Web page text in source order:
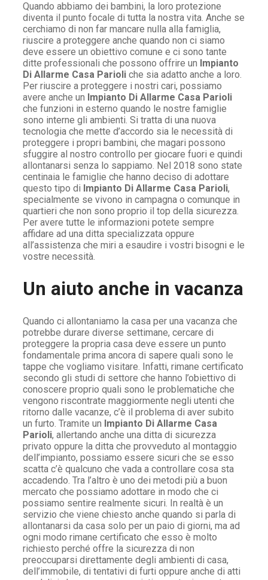
Quando abbiamo dei bambini, la loro protezione
diventa il punto focale di tutta la nostra vita. Anche se
cerchiamo di non far mancare nulla alla famiglia,
riuscire a proteggere anche quando non ci siamo
deve essere un obiettivo comune e ci sono tante
ditte professionali che possono offrire un Impianto
Di Allarme Casa Parioli che sia adatto anche a loro.
Per riuscire a proteggere i nostri cari, possiamo
avere anche un Impianto Di Allarme Casa Parioli
che funzioni in esterno quando le nostre famiglie
sono interne gli ambienti. Si tratta di una nuova
tecnologia che mette d’accordo sia le necessità di
proteggere i propri bambini, che magari possono
sfuggire al nostro controllo per giocare fuori e quindi
allontanarsi senza lo sappiamo. Nel 2018 sono state
centinaia le famiglie che hanno deciso di adottare
questo tipo di Impianto Di Allarme Casa Parioli,
specialmente se vivono in campagna o comunque in
quartieri che non sono proprio il top della sicurezza.
Per avere tutte le informazioni potete sempre
affidare ad una ditta specializzata oppure
all’assistenza che miri a esaudire i vostri bisogni e le
vostre necessità.
Un aiuto anche in vacanza
Quando ci allontaniamo la casa per una vacanza che
potrebbe durare diverse settimane, cercare di
proteggere la propria casa deve essere un punto
fondamentale prima ancora di sapere quali sono le
tappe che vogliamo visitare. Infatti, rimane certificato
secondo gli studi di settore che hanno l’obiettivo di
conoscere proprio quali sono le problematiche che
vengono riscontrate maggiormente negli utenti che
ritorno dalle vacanze, c’è il problema di aver subito
un furto. Tramite un Impianto Di Allarme Casa
Parioli, allertando anche una ditta di sicurezza
privato oppure la ditta che provveduto al montaggio
dell’impianto, possiamo essere sicuri che se esso
scatta c’è qualcuno che vada a controllare cosa sta
accadendo. Tra l’altro è uno dei metodi più a buon
mercato che possiamo adottare in modo che ci
possiamo sentire realmente sicuri. In realtà è un
servizio che viene chiesto anche quando si parla di
allontanarsi da casa solo per un paio di giorni, ma ad
ogni modo rimane certificato che esso è molto
richiesto perché offre la sicurezza di non
preoccuparsi direttamente degli ambienti di casa,
dell’immobile, di tentativi di furti oppure anche di atti